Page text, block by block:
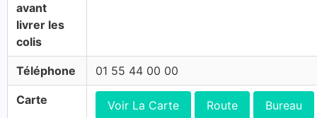
avant
livrer les
colis
Téléphone 01 55 44 00 00
Carte Voir La Carte Route Bureau